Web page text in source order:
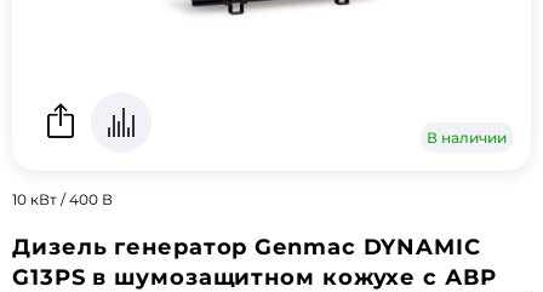
В наличии
10 кВт / 400 В
Дизель генератор Genmac DYNAMIC
G13PS в шумозащитном кожухе с АВР